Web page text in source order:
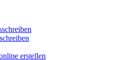
erstellen